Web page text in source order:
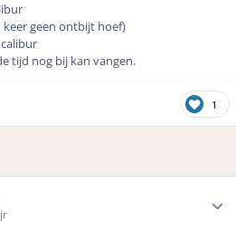
keer geen ontbijt hoef)
tijd nog bij kan vangen.
1